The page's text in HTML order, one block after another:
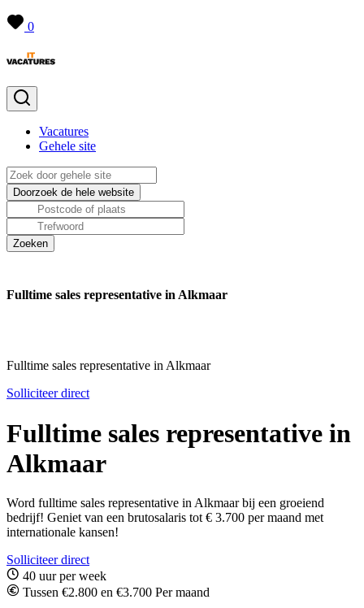
0
Vacatures
Gehele site
Fulltime sales representative in Alkmaar
Fulltime sales representative in Alkmaar
Solliciteer direct
Fulltime sales representative in
Alkmaar
Word fulltime sales representative in Alkmaar bij een groeiend
bedrijf! Geniet van een brutosalaris tot € 3.700 per maand met
internationale kansen!
Solliciteer direct
40 uur per week
Tussen €2.800 en €3.700 Per maand